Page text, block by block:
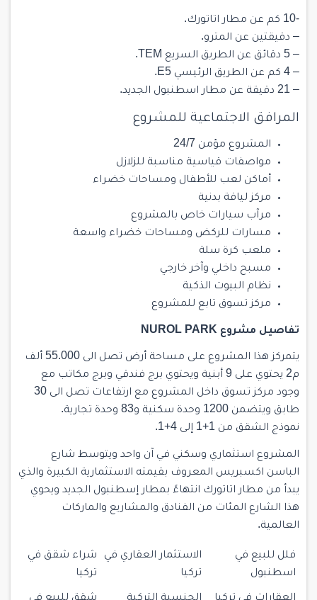
-10 كم عن مطار اتاتورك.
– دقيقتين عن المترو.
– 5 دقائق عن الطريق السريع TEM.
– 4 كم عن الطريق الرئيسي E5.
– 21 دقيقة عن مطار اسطنبول الجديد.
المرافق الاجتماعية للمشروع
المشروع مؤمن 24/7
مواصفات قياسية مناسبة للزلازل
أماكن لعب للأطفال ومساحات خضراء
مركز لياقة بدنية
مرآب سيارات خاص بالمشروع
مسارات للركض ومساحات خضراء واسعة
ملعب كرة سلة
مسبح داخلي وآخر خارجي
نظام البيوت الذكية
مركز تسوق تابع للمشروع
تفاصيل مشروع NUROL PARK
يتمركز هذا المشروع على مساحة أرض تصل الى 55.000 ألف
م2 يحتوي على 9 أبنية ويحتوي برج فندقي وبرج مكاتب مع
وجود مركز تسوق داخل المشروع مع ارتفاعات تصل الى 30
طابق ويتضمن 1200 وحدة سكنية و83 وحدة تجارية.
نموذج الشقق من 1+1 إلى 4+1.
المشروع استثماري وسكني في آن واحد ويتوسط شارع
الباسن اكسبريس المعروف بقيمته الاستثمارية الكبيرة والذي
يبدأ من مطار اتاتورك انتهاءً بمطار إسطنبول الجديد ويحوي
هذا الشارع المئات من الفنادق والمشاريع والماركات
العالمية.
فلل للبيع في
اسطنبول
الاستثمار العقاري في
تركيا
شراء شقق في
تركيا